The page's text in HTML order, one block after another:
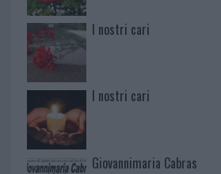
I nostri cari
I nostri cari
Giovannimaria Cabras